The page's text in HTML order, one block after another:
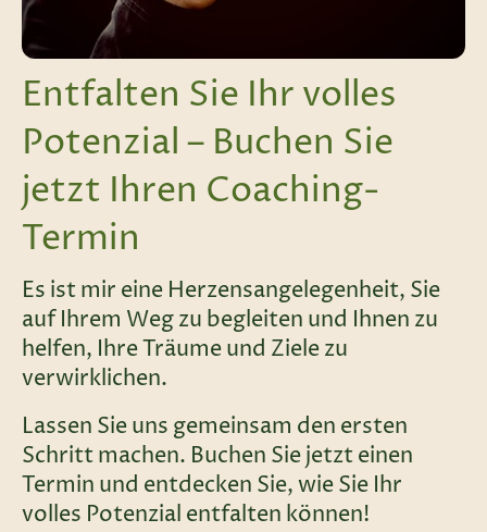
Entfalten Sie Ihr volles
Potenzial – Buchen Sie
jetzt Ihren Coaching-
Termin
Es ist mir eine Herzensangelegenheit, Sie
auf Ihrem Weg zu begleiten und Ihnen zu
helfen, Ihre Träume und Ziele zu
verwirklichen.
Lassen Sie uns gemeinsam den ersten
Schritt machen. Buchen Sie jetzt einen
Termin und entdecken Sie, wie Sie Ihr
volles Potenzial entfalten können!